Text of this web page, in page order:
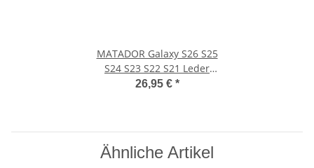
MATADOR Galaxy S26 S25
S24 S23 S22 S21 Leder
Handytasche Braun
26,95 € *
Ähnliche Artikel